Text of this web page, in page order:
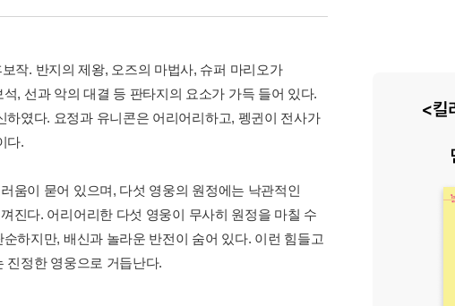
작. 반지의 제왕, 오즈의 마법사, 슈퍼 마리오가
, 선과 악의 대결 등 판타지의 요소가 가득 들어 있다.
였다. 요정과 유니콘은 어리어리하고, 펭귄이 전사가
다.
움이 묻어 있으며, 다섯 영웅의 원정에는 낙관적인
진다. 어리어리한 다섯 영웅이 무사히 원정을 마칠 수
하지만, 배신과 놀라운 반전이 숨어 있다. 이런 힘들고
진정한 영웅으로 거듭난다.